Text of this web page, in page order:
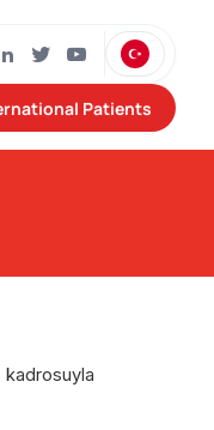
Patients
kadrosuyla